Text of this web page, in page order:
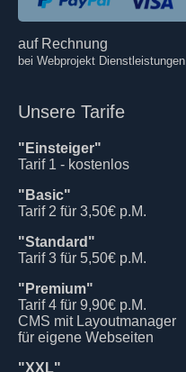
auf Rechnung
bei Webprojekt Dienstleistungen
Unsere Tarife
"Einsteiger"
Tarif 1 - kostenlos
"Basic"
Tarif 2 für 3,50€ p.M.
"Standard"
Tarif 3 für 5,50€ p.M.
"Premium"
Tarif 4 für 9,90€ p.M.
CMS mit Layoutmanager
für eigene Webseiten
"XXL"